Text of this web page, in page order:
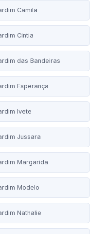
Camila
Cintia
das Bandeiras
Esperança
Ivete
Jussara
Margarida
Modelo
Nathalie